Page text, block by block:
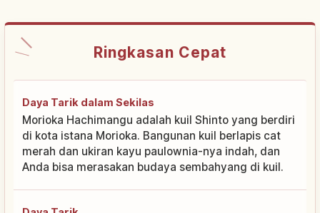
Ringkasan Cepat
Daya Tarik dalam Sekilas
Morioka Hachimangu adalah kuil Shinto yang berdiri
di kota istana Morioka. Bangunan kuil berlapis cat
merah dan ukiran kayu paulownia-nya indah, dan
Anda bisa merasakan budaya sembahyang di kuil.